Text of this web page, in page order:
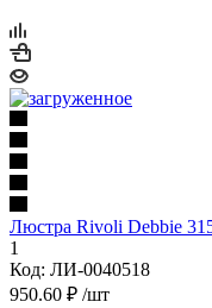
Люстра Rivoli Debbie
1
Код: ЛИ-0040518
950.60 ₽ /шт